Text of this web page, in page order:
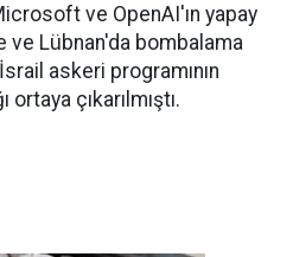
ve OpenAI'ın yapay
ve Lübnan'da bombalama
askeri programının
ortaya çıkarılmıştı.